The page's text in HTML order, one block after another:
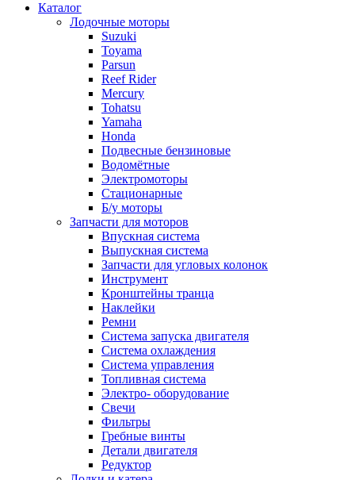
Каталог
Лодочные моторы
Suzuki
Toyama
Parsun
Reef Rider
Mercury
Tohatsu
Yamaha
Honda
Подвесные бензиновые
Водомётные
Электромоторы
Стационарные
Б/у моторы
Запчасти для моторов
Впускная система
Выпускная система
Запчасти для угловых колонок
Инструмент
Кронштейны транца
Наклейки
Ремни
Система запуска двигателя
Система охлаждения
Система управления
Топливная система
Электро- оборудование
Свечи
Фильтры
Гребные винты
Детали двигателя
Редуктор